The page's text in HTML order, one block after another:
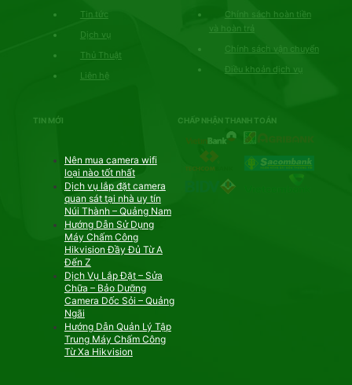
Tin tức
Dịch vụ
Thủ Thuật
Liên hệ
Chính sách hoàn tiền
và hoàn trả
Chính sách vận chuyển
Điều khoản dịch vụ
TIN MỚI
Nên mua camera wifi
loại nào tốt nhất
Dịch vụ lắp đặt camera
quan sát tại nhà uy tín
Núi Thành – Quảng Nam
Hướng Dẫn Sử Dụng
Máy Chấm Công
Hikvision Đầy Đủ Từ A
Đến Z
Dịch Vụ Lắp Đặt – Sửa
Chữa – Bảo Dưỡng
Camera Dốc Sỏi – Quảng
Ngãi
Hướng Dẫn Quản Lý Tập
Trung Máy Chấm Công
Từ Xa Hikvision
CHẤP NHẬN THANH TOÁN